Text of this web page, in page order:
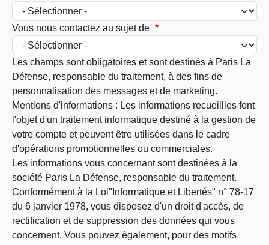
Vous nous contactez au sujet de
Les champs sont obligatoires et sont destinés à Paris La
Défense, responsable du traitement, à des fins de
personnalisation des messages et de marketing.
Mentions d'informations : Les informations recueillies font
l'objet d'un traitement informatique destiné à la gestion de
votre compte et peuvent être utilisées dans le cadre
d'opérations promotionnelles ou commerciales.
Les informations vous concernant sont destinées à la
société Paris La Défense, responsable du traitement.
Conformément à la Loi"Informatique et Libertés" n° 78-17
du 6 janvier 1978, vous disposez d'un droit d'accès, de
rectification et de suppression des données qui vous
concernent. Vous pouvez également, pour des motifs